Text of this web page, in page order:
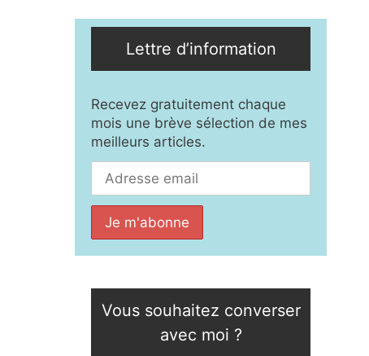
Lettre d’information
Recevez gratuitement chaque
mois une brève sélection de mes
meilleurs articles.
Vous souhaitez converser
avec moi ?